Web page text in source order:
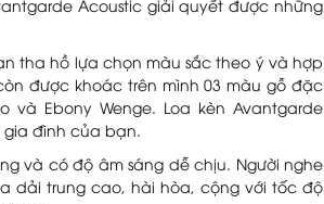
Acoustic giải quyết được những
tha hồ lựa chọn màu sắc theo ý và hợp
được khoác trên mình 03 màu gỗ đặc
và Ebony Wenge. Loa kèn Avantgarde
gia đình của bạn.
và có độ âm sáng dễ chịu. Người nghe
dải trung cao, hài hòa, cộng với tốc độ